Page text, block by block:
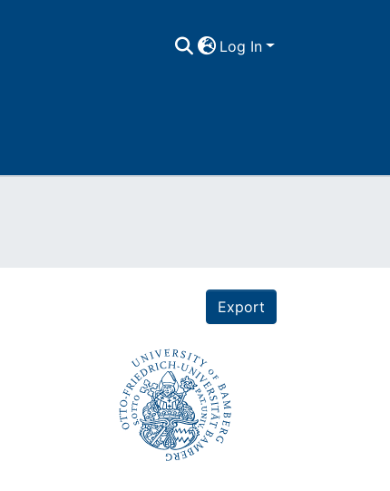
Log In
Export